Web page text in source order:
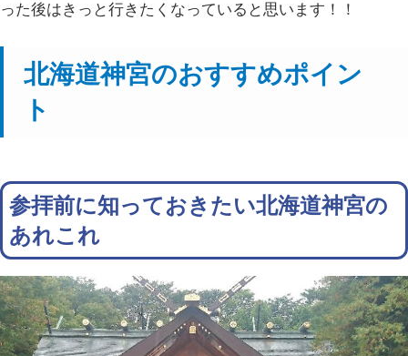
った後はきっと行きたくなっていると思います！！
北海道神宮のおすすめポイン
ト
参拝前に知っておきたい北海道神宮の
あれこれ